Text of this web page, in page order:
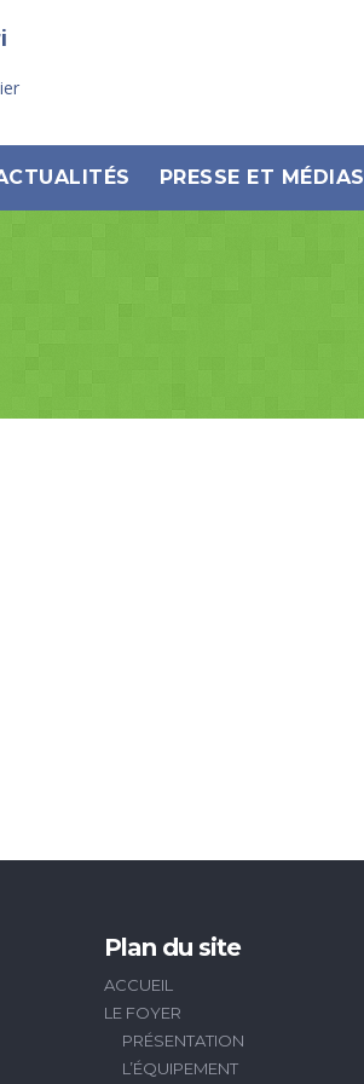
PRESSE ET MÉDIAS
Plan du site
ACCUEIL
LE FOYER
PRÉSENTATION
L’ÉQUIPEMENT